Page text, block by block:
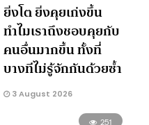
ยิ่งโต ยิ่งคุยเก่งขึ้น
ทำไมเราถึงชอบคุยกับ
คนอื่นมากขึ้น ทั้งที่
บางทีไม่รู้จักกันด้วยซ้ำ
3 August 2026
251